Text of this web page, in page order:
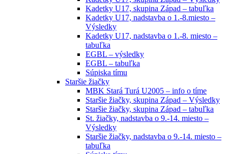
Kadetky U17, skupina Západ – tabuľka
Kadetky U17, nadstavba o 1.-8.miesto –
Výsledky
Kadetky U17, nadstavba o 1.-8. miesto –
tabuľka
EGBL – výsledky
EGBL – tabuľka
Súpiska tímu
Staršie žiačky
MBK Stará Turá U2005 – info o tíme
Staršie žiačky, skupina Západ – Výsledky
Staršie žiačky, skupina Západ – tabuľka
St. žiačky, nadstavba o 9.-14. miesto –
Výsledky
Staršie žiačky, nadstavba o 9.-14. miesto –
tabuľka